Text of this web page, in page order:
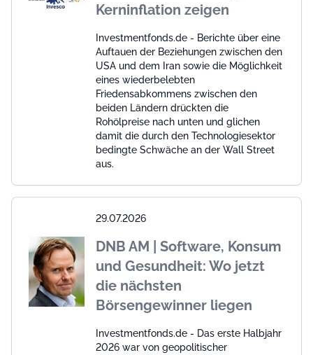
Kerninflation zeigen
Investmentfonds.de - Berichte über eine
Auftauen der Beziehungen zwischen den
USA und dem Iran sowie die Möglichkeit
eines wiederbelebten
Friedensabkommens zwischen den
beiden Ländern drückten die
Rohölpreise nach unten und glichen
damit die durch den Technologiesektor
bedingte Schwäche an der Wall Street
aus.
29.07.2026
DNB AM | Software, Konsum
und Gesundheit: Wo jetzt
die nächsten
Börsengewinner liegen
Investmentfonds.de - Das erste Halbjahr
2026 war von geopolitischer